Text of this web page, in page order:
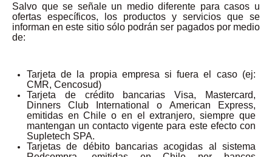
Salvo que se señale un medio diferente para casos u
ofertas específicos, los productos y servicios que se
informan en este sitio sólo podrán ser pagados por medio
de:
Tarjeta de la propia empresa si fuera el caso (ej:
CMR, Cencosud)
Tarjeta de crédito bancarias Visa, Mastercard,
Dinners Club International o American Express,
emitidas en Chile o en el extranjero, siempre que
mantengan un contacto vigente para este efecto con
Supletech SPA.
Tarjetas de débito bancarias acogidas al sistema